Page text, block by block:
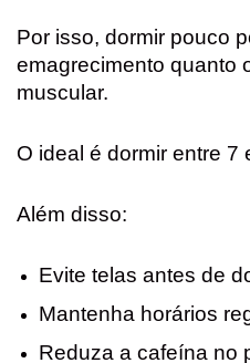
Por isso, dormir pouco
emagrecimento quanto
muscular.
O ideal é dormir entre 7
Além disso:
Evite telas antes de
Mantenha horários
Reduza a cafeína no